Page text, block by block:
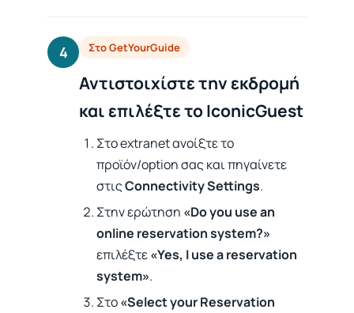
4 Στο GetYourGuide
Αντιστοιχίστε την εκδρομή
και επιλέξτε το IconicGuest
Στο extranet ανοίξτε το
προϊόν/option σας και πηγαίνετε
στιςConnectivity Settings.
Στην ερώτηση «Do you use an
online reservation system?»
επιλέξτε«Yes, I use a reservation
system».
Στο«Select your Reservation